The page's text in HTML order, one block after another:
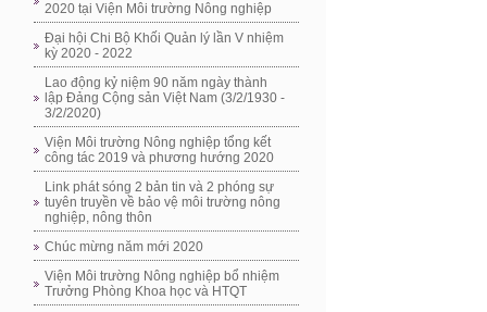
2020 tại Viện Môi trường Nông nghiệp
Đại hội Chi Bộ Khối Quản lý lần V nhiệm
kỳ 2020 - 2022
Lao động kỷ niệm 90 năm ngày thành
lập Đảng Cộng sản Việt Nam (3/2/1930 -
3/2/2020)
Viện Môi trường Nông nghiệp tổng kết
công tác 2019 và phương hướng 2020
Link phát sóng 2 bản tin và 2 phóng sự
tuyên truyền về bảo vệ môi trường nông
nghiệp, nông thôn
Chúc mừng năm mới 2020
Viện Môi trường Nông nghiệp bổ nhiệm
Trưởng Phòng Khoa học và HTQT